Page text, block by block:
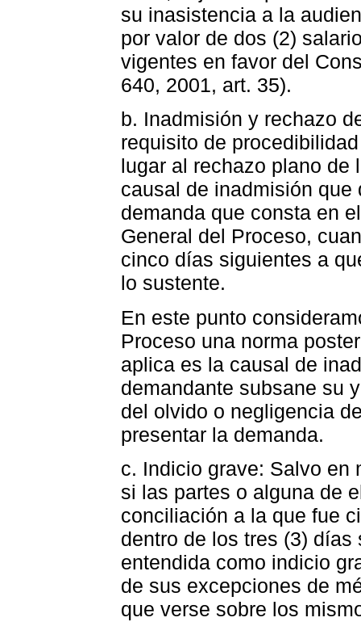
su inasistencia a la
por valor de dos (2)
vigentes en favor del
640, 2001, art. 35).
b. Inadmisión y rechazo
requisito de
lugar al rechazo plano de
causal de inadmisión
demanda que consta en
General del Proceso,
cinco días siguientes a
lo sustente.
En este punto
Proceso una norma
aplica es la causal de
demandante subsane su
del olvido o negligencia
presentar la demanda.
c. Indicio grave: Salvo en
si las partes o alguna de
conciliación a la que fue
dentro de los tres (3)
entendida como indicio
de sus excepciones de
que verse sobre los